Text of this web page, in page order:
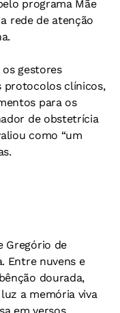
programa Mãe
rede de atenção
gestores
protocolos clínicos,
para os
de obstetrícia
como “um
Gregório de
Entre nuvens e
dourada,
a memória viva